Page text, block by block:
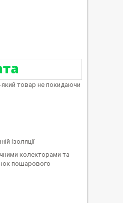
який товар не покидаючи
ізоляції
колекторами та
пошарового